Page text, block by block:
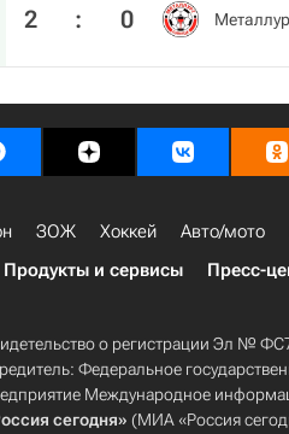
2 : 0
ЗОЖ Хоккей Авто/мото
Продукты и сервисы Пресс-
о регистрации Эл №
Федеральное
Международное
сегодня» (МИА «Россия